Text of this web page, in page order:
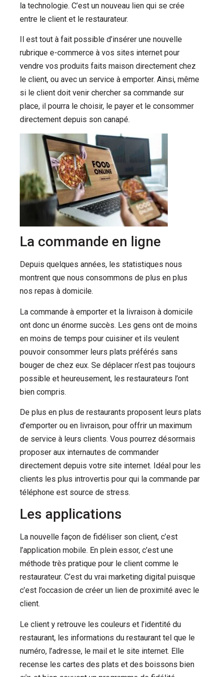
la technologie. C’est un nouveau lien qui se crée
entre le client et le restaurateur.
Il est tout à fait possible d’insérer une nouvelle
rubrique e-commerce à vos sites internet pour
vendre vos produits faits maison directement chez
le client, ou avec un service à emporter. Ainsi, même
si le client doit venir chercher sa commande sur
place, il pourra le choisir, le payer et le consommer
directement depuis son canapé.
La commande en ligne
Depuis quelques années, les statistiques nous
montrent que nous consommons de plus en plus
nos repas à domicile.
La commande à emporter et la livraison à domicile
ont donc un énorme succès. Les gens ont de moins
en moins de temps pour cuisiner et ils veulent
pouvoir consommer leurs plats préférés sans
bouger de chez eux. Se déplacer n’est pas toujours
possible et heureusement, les restaurateurs l’ont
bien compris.
De plus en plus de restaurants proposent leurs plats
d’emporter ou en livraison, pour offrir un maximum
de service à leurs clients. Vous pourrez désormais
proposer aux internautes de commander
directement depuis votre site internet. Idéal pour les
clients les plus introvertis pour qui la commande par
téléphone est source de stress.
Les applications
La nouvelle façon de fidéliser son client, c’est
l’application mobile. En plein essor, c’est une
méthode très pratique pour le client comme le
restaurateur. C’est du vrai marketing digital puisque
c’est l’occasion de créer un lien de proximité avec le
client.
Le client y retrouve les couleurs et l’identité du
restaurant, les informations du restaurant tel que le
numéro, l’adresse, le mail et le site internet. Elle
recense les cartes des plats et des boissons bien